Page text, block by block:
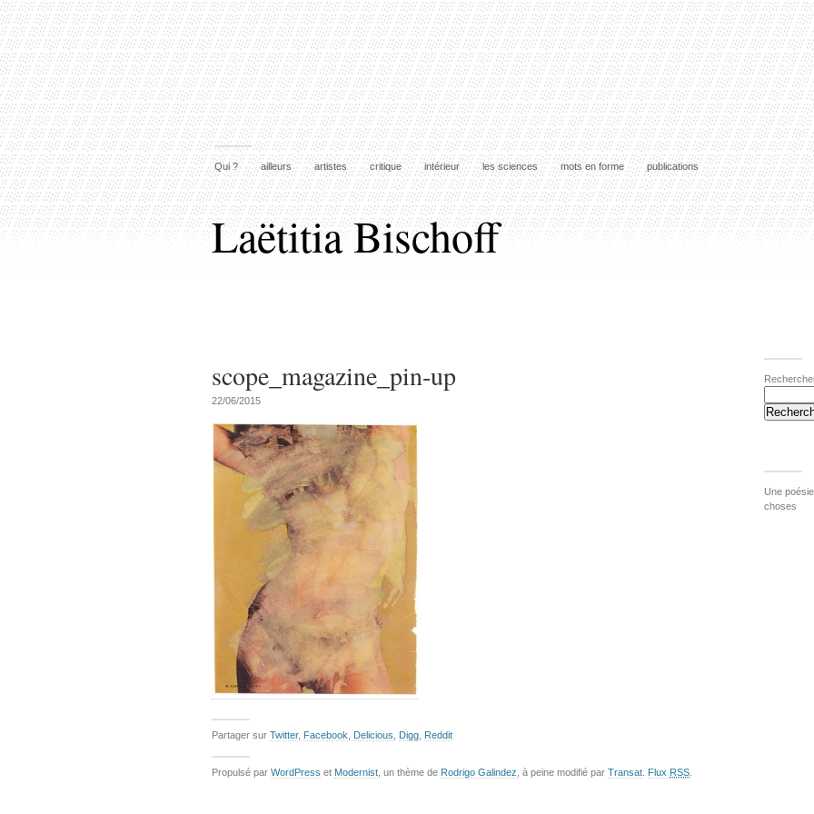
Qui ? ailleurs artistes critique intérieur les sciences mots en forme publications
Laëtitia Bischoff
scope_magazine_pin-up
22/06/2015
Partager sur Twitter, Facebook Delicious Digg Reddit
Une
choses
Propulsé par WordPress et Modernist , un thème de Rodrigo Galindez , à peine modifié par Transat Flux RSS